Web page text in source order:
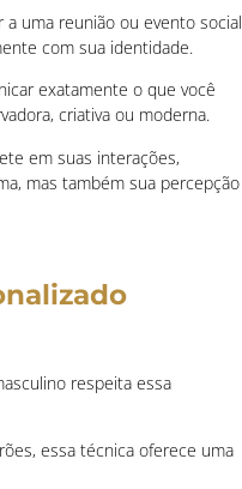
uma reunião ou evento social
com sua identidade.
exatamente o que você
criativa ou moderna.
em suas interações,
mas também sua percepção
respeita essa
essa técnica oferece uma